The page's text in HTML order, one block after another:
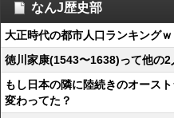
なんJ歴史部
大正時代の都市人口ランキング
徳川家康(1543〜1638)って他の
もし日本の隣に陸続きのオース
変わってた？